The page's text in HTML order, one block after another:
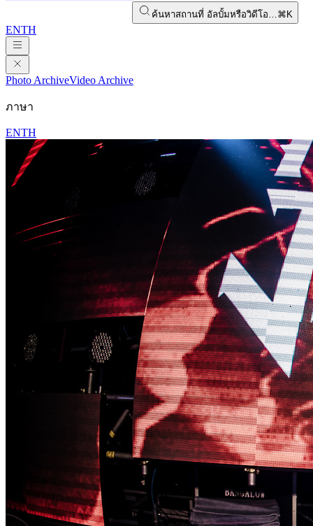
ค้นหาสถานที่ อัลบั้มหรือวิดีโอ…⌘K
ENTH
Photo ArchiveVideo Archive
ภาษา
ENTH